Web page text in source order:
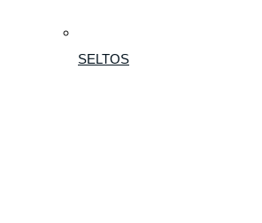
SELTOS